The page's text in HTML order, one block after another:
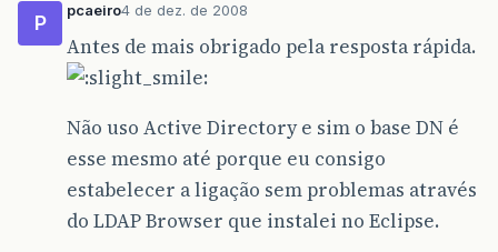
P
pcaeiro4 de dez. de 2008
Antes de mais obrigado pela resposta rápida.
Não uso Active Directory e sim o base DN é
esse mesmo até porque eu consigo
estabelecer a ligação sem problemas através
do LDAP Browser que instalei no Eclipse.